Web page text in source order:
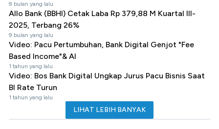
9 bulan yang lalu
Allo Bank (BBHI) Cetak Laba Rp 379,88 M Kuartal III-
2025, Terbang 26%
9 bulan yang lalu
Video: Pacu Pertumbuhan, Bank Digital Genjot "Fee
Based Income"& AI
1 tahun yang lalu
Video: Bos Bank Digital Ungkap Jurus Pacu Bisnis Saat
BI Rate Turun
1 tahun yang lalu
LIHAT LEBIH BANYAK